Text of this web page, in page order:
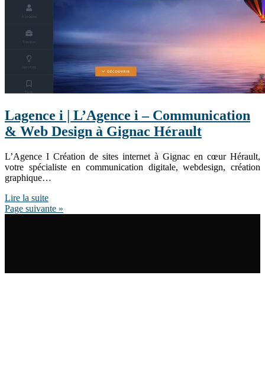
Lagence i | L’Agence i – Com­munica­tion
& Web Design à Gignac Hérault
L’Agence I Création de sites internet à Gignac en cœur Hérault,
votre spécialiste en communication digitale, webdesign, création
graphique…
Lire la suite
Page suivante »